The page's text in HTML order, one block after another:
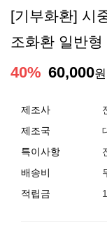
[기부화환] 시
조화환 일반
40% 60,000원
제조사
제조국
특이사항
배송비
적립금